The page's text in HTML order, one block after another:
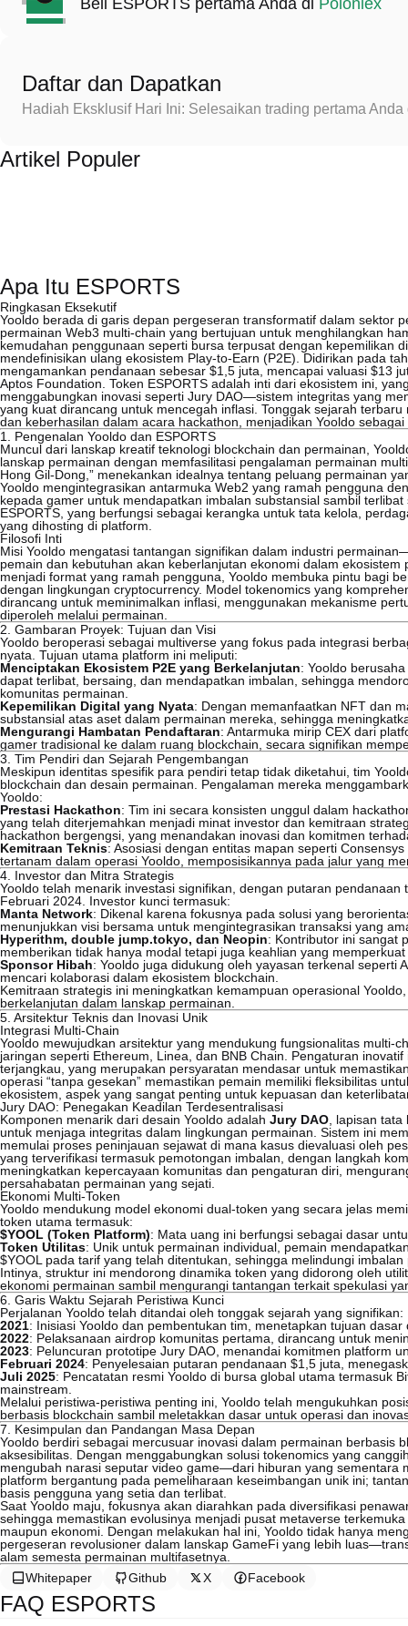
Beli ESPORTS pertama Anda di Poloniex
Daftar dan Dapatkan
Hadiah Eksklusif Hari Ini: Selesaikan trading pertama
Artikel Populer
Apa Itu ESPORTS
Ringkasan Eksekutif
Yooldo berada di garis depan pergeseran transformatif dalam sektor
permainan Web3 multi-chain yang bertujuan untuk menghilangkan
kemudahan penggunaan seperti bursa terpusat dengan kepemilikan
mendefinisikan ulang ekosistem Play-to-Earn (P2E). Didirikan pada
mengamankan pendanaan sebesar $1,5 juta, mencapai valuasi $13
Aptos Foundation. Token ESPORTS adalah inti dari ekosistem ini,
menggabungkan inovasi seperti Jury DAO—sistem integritas yang
yang kuat dirancang untuk mencegah inflasi. Tonggak sejarah
dan keberhasilan dalam acara hackathon, menjadikan Yooldo
1. Pengenalan Yooldo dan ESPORTS
Muncul dari lanskap kreatif teknologi blockchain dan permainan,
lanskap permainan dengan memfasilitasi pengalaman permainan
Hong Gil-Dong,” menekankan idealnya tentang peluang permainan
Yooldo mengintegrasikan antarmuka Web2 yang ramah pengguna
kepada gamer untuk mendapatkan imbalan substansial sambil
ESPORTS, yang berfungsi sebagai kerangka untuk tata kelola,
yang dihosting di platform.
Filosofi Inti
Misi Yooldo mengatasi tantangan signifikan dalam industri
pemain dan kebutuhan akan keberlanjutan ekonomi dalam
menjadi format yang ramah pengguna, Yooldo membuka pintu bagi
dengan lingkungan cryptocurrency. Model tokenomics yang
dirancang untuk meminimalkan inflasi, menggunakan mekanisme
diperoleh melalui permainan.
2. Gambaran Proyek: Tujuan dan Visi
Yooldo beroperasi sebagai multiverse yang fokus pada integrasi
nyata. Tujuan utama platform ini meliputi:
Menciptakan Ekosistem P2E yang Berkelanjutan: Yooldo
dapat terlibat, bersaing, dan mendapatkan imbalan, sehingga
komunitas permainan.
Kepemilikan Digital yang Nyata: Dengan memanfaatkan NFT dan
substansial atas aset dalam permainan mereka, sehingga
Mengurangi Hambatan Pendaftaran: Antarmuka mirip CEX dari
gamer tradisional ke dalam ruang blockchain, secara signifikan
3. Tim Pendiri dan Sejarah Pengembangan
Meskipun identitas spesifik para pendiri tetap tidak diketahui, tim
blockchain dan desain permainan. Pengalaman mereka
Yooldo:
Prestasi Hackathon: Tim ini secara konsisten unggul dalam
yang telah diterjemahkan menjadi minat investor dan kemitraan
hackathon bergengsi, yang menandakan inovasi dan komitmen
Kemitraan Teknis: Asosiasi dengan entitas mapan seperti
tertanam dalam operasi Yooldo, memposisikannya pada jalur yang
4. Investor dan Mitra Strategis
Yooldo telah menarik investasi signifikan, dengan putaran
Februari 2024. Investor kunci termasuk:
Manta Network: Dikenal karena fokusnya pada solusi yang
menunjukkan visi bersama untuk mengintegrasikan transaksi yang
Hyperithm, double jump.tokyo, dan Neopin: Kontributor ini sangat
memberikan tidak hanya modal tetapi juga keahlian yang
Sponsor Hibah: Yooldo juga didukung oleh yayasan terkenal seperti
mencari kolaborasi dalam ekosistem blockchain.
Kemitraan strategis ini meningkatkan kemampuan operasional
berkelanjutan dalam lanskap permainan.
5. Arsitektur Teknis dan Inovasi Unik
Integrasi Multi-Chain
Yooldo mewujudkan arsitektur yang mendukung fungsionalitas multi-
jaringan seperti Ethereum, Linea, dan BNB Chain. Pengaturan
terjangkau, yang merupakan persyaratan mendasar untuk
operasi “tanpa gesekan” memastikan pemain memiliki fleksibilitas
ekosistem, aspek yang sangat penting untuk kepuasan dan
Jury DAO: Penegakan Keadilan Terdesentralisasi
Komponen menarik dari desain Yooldo adalah Jury DAO , lapisan
untuk menjaga integritas dalam lingkungan permainan. Sistem ini
memulai proses peninjauan sejawat di mana kasus dievaluasi oleh
yang terverifikasi termasuk pemotongan imbalan, dengan langkah
meningkatkan kepercayaan komunitas dan pengaturan diri,
persahabatan permainan yang sejati.
Ekonomi Multi-Token
Yooldo mendukung model ekonomi dual-token yang secara jelas
token utama termasuk:
$YOOL (Token Platform): Mata uang ini berfungsi sebagai dasar
Token Utilitas: Unik untuk permainan individual, pemain
$YOOL pada tarif yang telah ditentukan, sehingga melindungi
Intinya, struktur ini mendorong dinamika token yang didorong oleh
ekonomi permainan sambil mengurangi tantangan terkait spekulasi
6. Garis Waktu Sejarah Peristiwa Kunci
Perjalanan Yooldo telah ditandai oleh tonggak sejarah yang signifikan:
2021: Inisiasi Yooldo dan pembentukan tim, menetapkan tujuan
2022: Pelaksanaan airdrop komunitas pertama, dirancang untuk
2023: Peluncuran prototipe Jury DAO, menandai komitmen platform
Februari 2024: Penyelesaian putaran pendanaan $1,5 juta,
Juli 2025: Pencatatan resmi Yooldo di bursa global utama termasuk
mainstream.
Melalui peristiwa-peristiwa penting ini, Yooldo telah mengukuhkan
berbasis blockchain sambil meletakkan dasar untuk operasi dan
7. Kesimpulan dan Pandangan Masa Depan
Yooldo berdiri sebagai mercusuar inovasi dalam permainan berbasis
aksesibilitas. Dengan menggabungkan solusi tokenomics yang
mengubah narasi seputar video game—dari hiburan yang sementara
platform bergantung pada pemeliharaan keseimbangan unik ini;
basis pengguna yang setia dan terlibat.
Saat Yooldo maju, fokusnya akan diarahkan pada diversifikasi
sehingga memastikan evolusinya menjadi pusat metaverse
maupun ekonomi. Dengan melakukan hal ini, Yooldo tidak hanya
pergeseran revolusioner dalam lanskap GameFi yang lebih
alam semesta permainan multifasetnya.
Whitepaper
Github X Facebook
FAQ ESPORTS